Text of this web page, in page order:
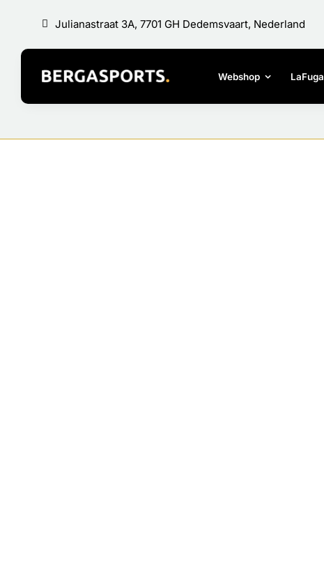
inhoud
Julianastraat 3A, 7701 GH Dedemsvaart, Nederland
Webshop LaFuga